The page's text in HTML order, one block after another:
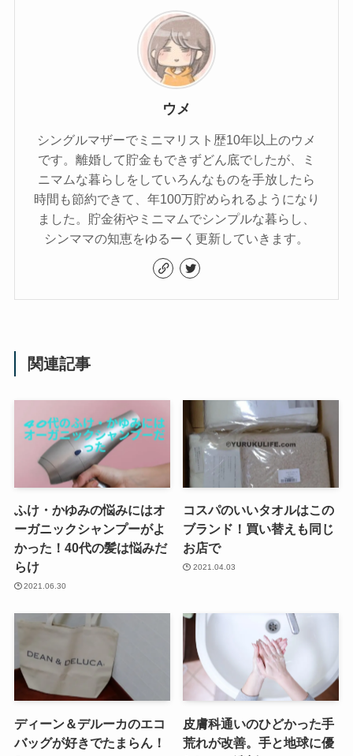
ウメ
シングルマザーでミニマリスト歴10年以上のウメ
です。離婚して貯金もできずどん底でしたが、ミ
ニマムな暮らしをしていろんなものを手放したら
時間も節約できて、年100万貯められるようになり
ました。貯金術やミニマムでシンプルな暮らし、
シンママの知恵をゆるーく更新していきます。
関連記事
ふけ・かゆみの悩みにはオ
ーガニックシャンプーがよ
かった！40代の髪は悩みだ
らけ
2021.06.30
コスパのいいタオルはこの
ブランド！買い替えも同じ
お店で
2021.04.03
ディーン＆デルーカのエコ
バッグが好きでたまらん！
皮膚科通いのひどかった手
荒れが改善。手と地球に優